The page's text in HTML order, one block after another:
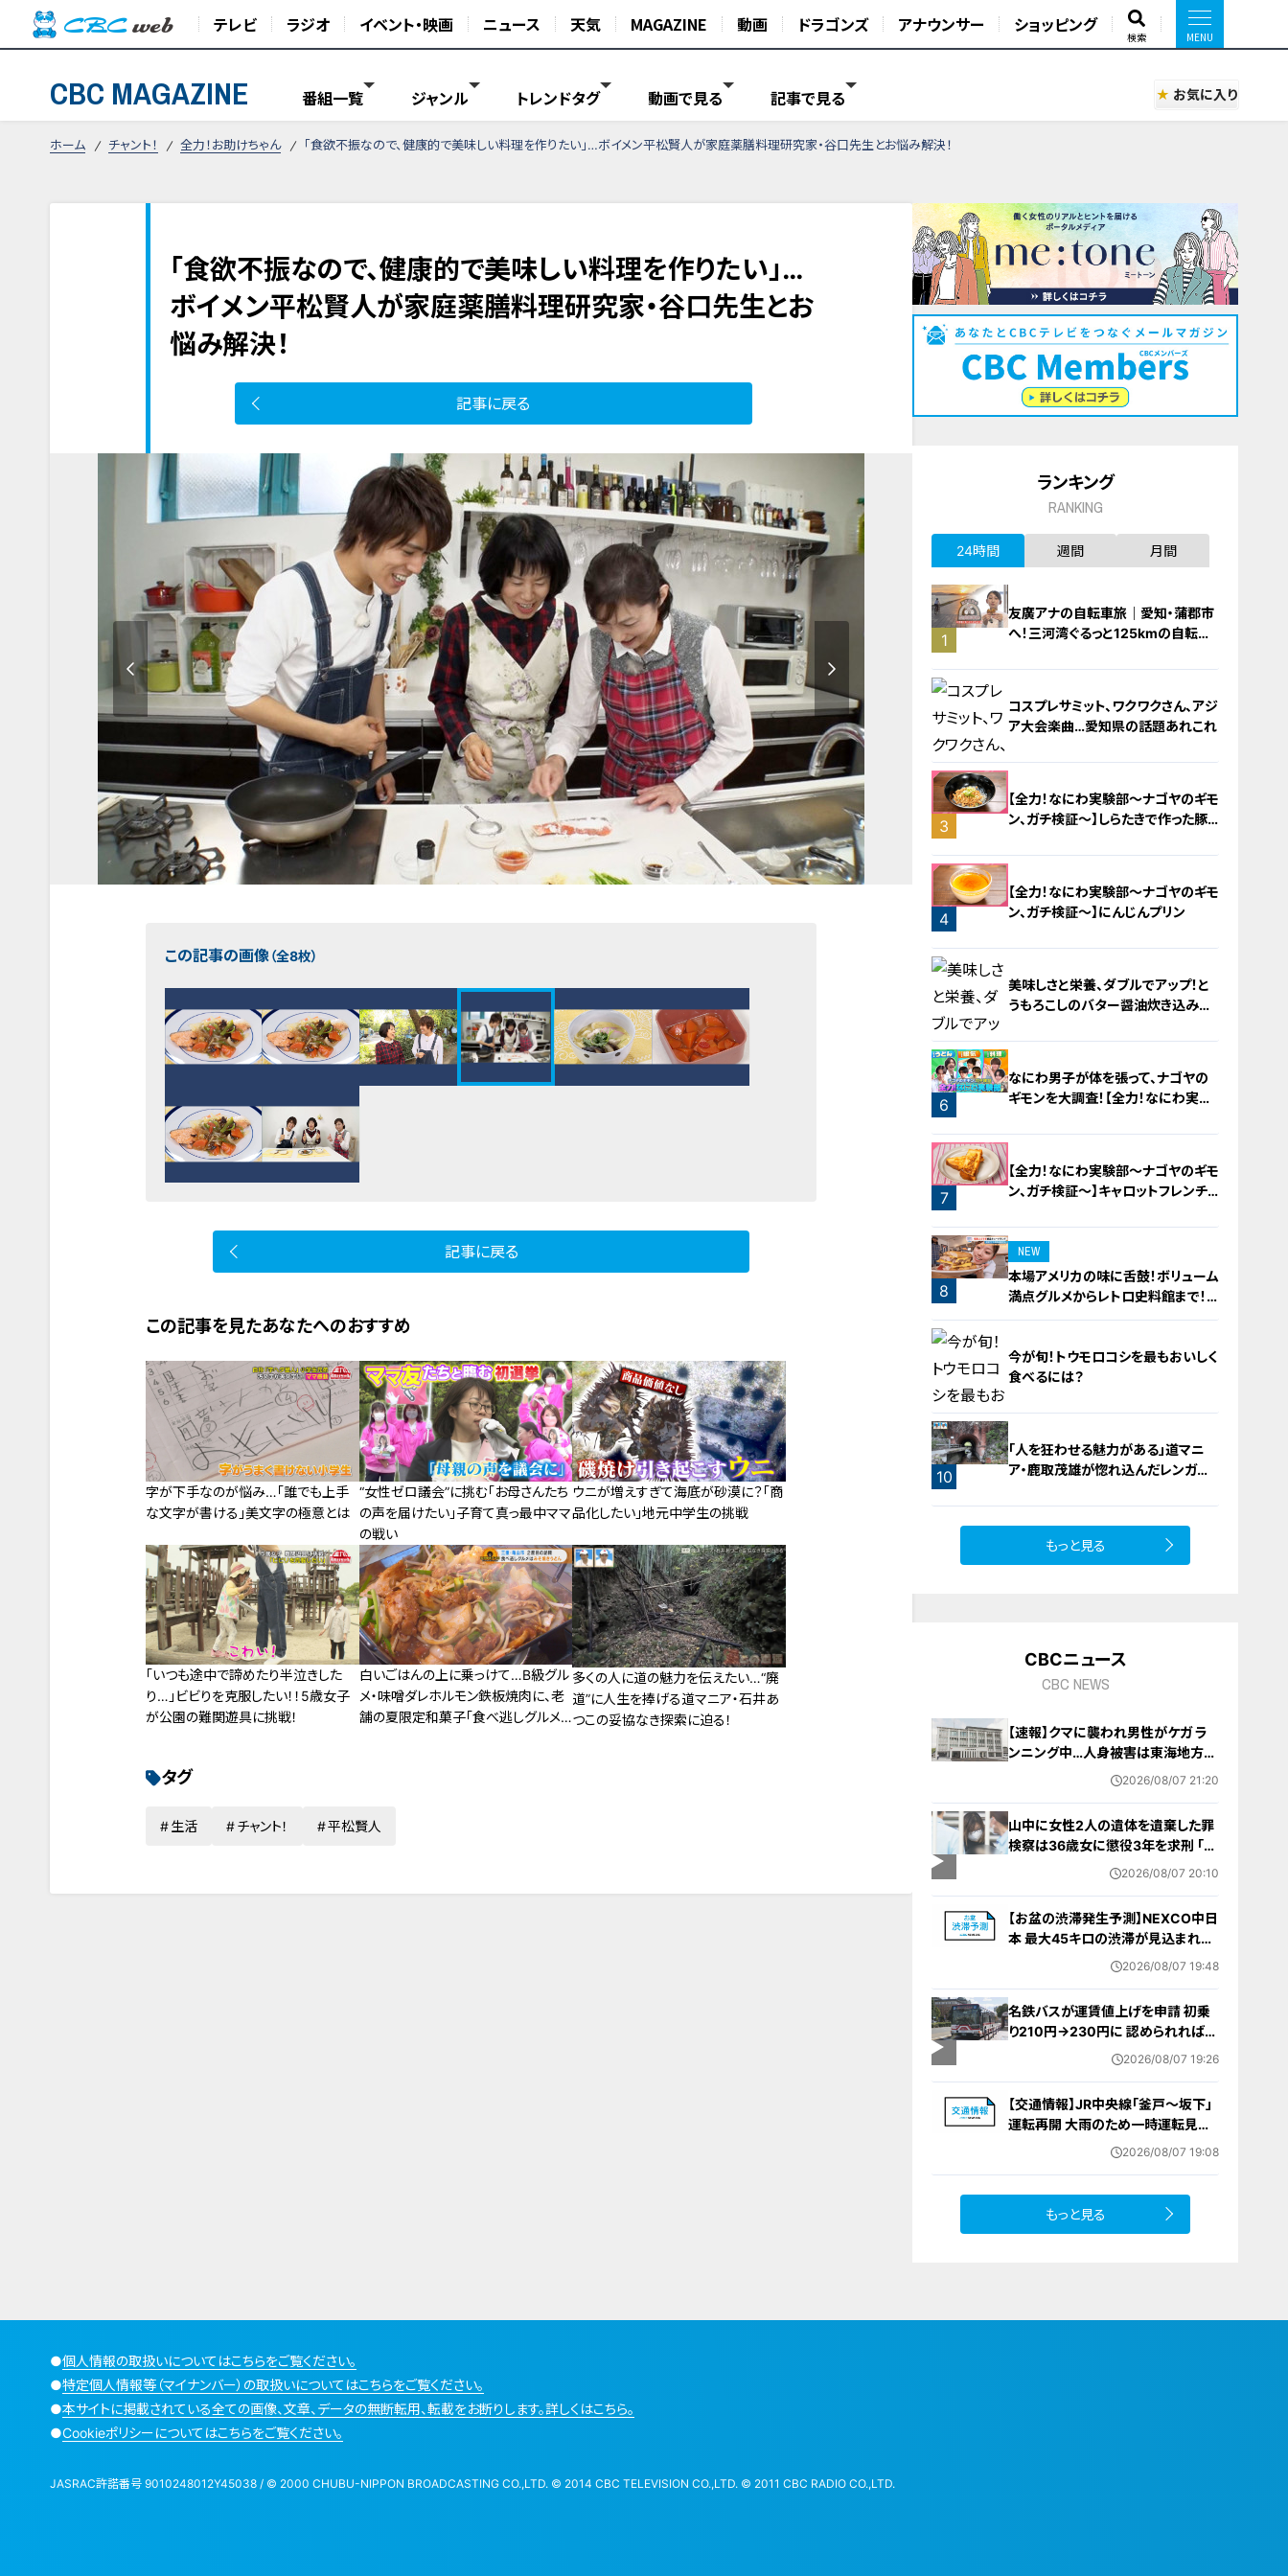
テレビ ラジオ イベント・映画 ニュース 天気 MAGAZINE 動画 ドラゴンズ アナウンサー ショッピング
検索
CBC MAGAZINE 番組一覧 ジャンル トレンドタグ 動画で見る 記事で見る お気に入り
ホーム チャント！ 全力！お助けちゃん 「食欲不振なので、健康的で美味しい料理を作りたい」…ボイメン平松賢人が家庭薬膳料理研究家・谷口先生とお悩み解決！
「食欲不振なので、健康的で美味しい料理を作りたい」…
ボイメン平松賢人が家庭薬膳料理研究家・谷口先生とお
悩み解決！
記事に戻る
この記事の画像（全8枚）
記事に戻る
この記事を見たあなたへのおすすめ
字が下手なのが悩み…「誰でも上手
な文字が書ける」美文字の極意とは
“女性ゼロ議会”に挑む「お母さんたち
の声を届けたい」子育て真っ最中ママ
の戦い
ウニが増えすぎて海底が砂漠に？「商
品化したい」地元中学生の挑戦
「いつも途中で諦めたり半泣きした
り…」ビビりを克服したい！！5歳女子
が公園の難関遊具に挑戦！
白いごはんの上に乗っけて…B級グル
メ・味噌ダレホルモン鉄板焼肉に、老
舗の夏限定和菓子「食べ逃しグルメ」
多くの人に道の魅力を伝えたい…“廃
道”に人生を捧げる道マニア・石井あ
つこの妥協なき探索に迫る！
タグ
生活 チャント！ 平松賢人
ランキング
RANKING
24時間 週間 月間
1
友廣アナの自転車旅｜愛知・蒲郡市
へ！三河湾ぐるっと125kmの自転車
2
コスプレサミット、ワクワクさん、アジ
ア大会楽曲…愛知県の話題あれこれ
3
【全力！なにわ実験部～ナゴヤのギモ
ン、ガチ検証～】しらたきで作った豚
4
【全力！なにわ実験部～ナゴヤのギモ
ン、ガチ検証～】にんじんプリン
5
美味しさと栄養、ダブルでアップ！と
うもろこしのバター醤油炊き込みご
6
なにわ男子が体を張って、ナゴヤの
ギモンを大調査！【全力！なにわ実験
7
【全力！なにわ実験部～ナゴヤのギモ
ン、ガチ検証～】キャロットフレンチ
8
NEW
本場アメリカの味に舌鼓！ボリューム
満点グルメからレトロ史料館まで！
愛知・東海市の感動スポット3選
9
今が旬！トウモロコシを最もおいしく
食べるには？
10
「人を狂わせる魅力がある」道マニ
ア・鹿取茂雄が惚れ込んだレンガの
もっと見る
CBCニュース
CBC NEWS
【速報】クマに襲われ男性がケガ ラ
ンニング中…人身被害は東海地方で
今シーズン初めて 岐阜県高山市
2026/08/07 21:20
山中に女性2人の遺体を遺棄した罪
検察は36歳女に懲役3年を求刑 ｢遺
棄時に近くに居続けたこと自体が重
2026/08/07 20:10
【お盆の渋滞発生予測】NEXCO中日
本 最大45キロの渋滞が見込まれる
区間も… 中央道・東名・新東名・東名
2026/08/07 19:48
名鉄バスが運賃値上げを申請 初乗
り210円→230円に 認められれば
12月から全路線で平均1割程度の値
2026/08/07 19:26
【交通情報】JR中央線「釜戸～坂下」
運転再開 大雨のため一時運転見合
2026/08/07 19:08
もっと見る
●個人情報の取扱いについてはこちらをご覧ください。
●特定個人情報等（マイナンバー）の取扱いについてはこちらをご覧ください。
●本サイトに掲載されている全ての画像、文章、データの無断転用、転載をお断りします。詳しくはこちら。
●Cookieポリシーについてはこちらをご覧ください。
JASRAC許諾番号 9010248012Y45038 / © 2000 CHUBU-NIPPON BROADCASTING CO.,LTD. © 2014 CBC TELEVISION CO.,LTD. © 2011 CBC RADIO CO.,LTD.